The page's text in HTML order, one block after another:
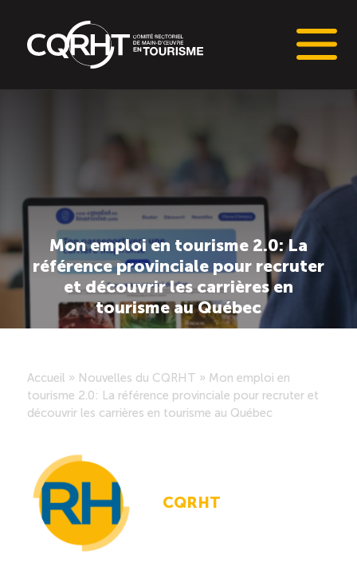
Tableaux de bord de l’industrie touristique
Main-d’oeuvre en tourisme
Le pôle IMT
Saisonnalité des emplois
Portail RH
Descriptions de fonction
Mon emploi en tourisme 2.0: La
référence provinciale pour recruter
et découvrir les carrières en
tourisme au Québec
Accueil » Nouvelles du CQRHT » Mon emploi en
tourisme 2.0: La référence provinciale pour recruter et
découvrir les carrières en tourisme au Québec
CQRHT